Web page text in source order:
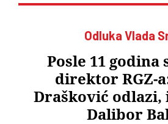
Odluka Vlada
Posle 11 godina
direktor RGZ-
Drašković odlazi,
Dalibor